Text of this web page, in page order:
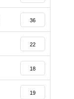
36
22
18
19